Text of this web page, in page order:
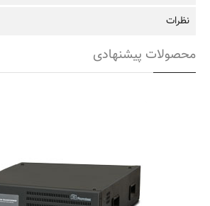
نظرات
محصولات پیشنهادی
امکان رفع محدودیت شبکه
یکسال گارانتی و 5